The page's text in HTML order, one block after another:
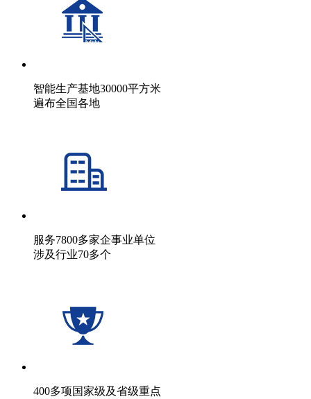
智能生产基地30000平方米
遍布全国各地
服务7800多家企事业单位
涉及行业70多个
400多项国家级及省级重点